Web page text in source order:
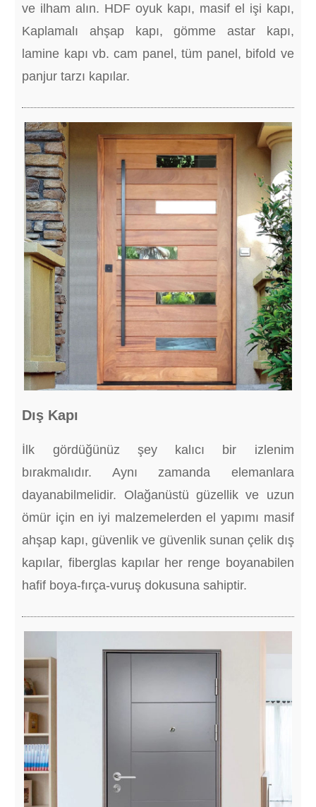
ve ilham alın. HDF oyuk kapı, masif el işi kapı,
Kaplamalı ahşap kapı, gömme astar kapı,
lamine kapı vb. cam panel, tüm panel, bifold ve
panjur tarzı kapılar.
Dış Kapı
İlk gördüğünüz şey kalıcı bir izlenim
bırakmalıdır. Aynı zamanda elemanlara
dayanabilmelidir. Olağanüstü güzellik ve uzun
ömür için en iyi malzemelerden el yapımı masif
ahşap kapı, güvenlik ve güvenlik sunan çelik dış
kapılar, fiberglas kapılar her renge boyanabilen
hafif boya-fırça-vuruş dokusuna sahiptir.